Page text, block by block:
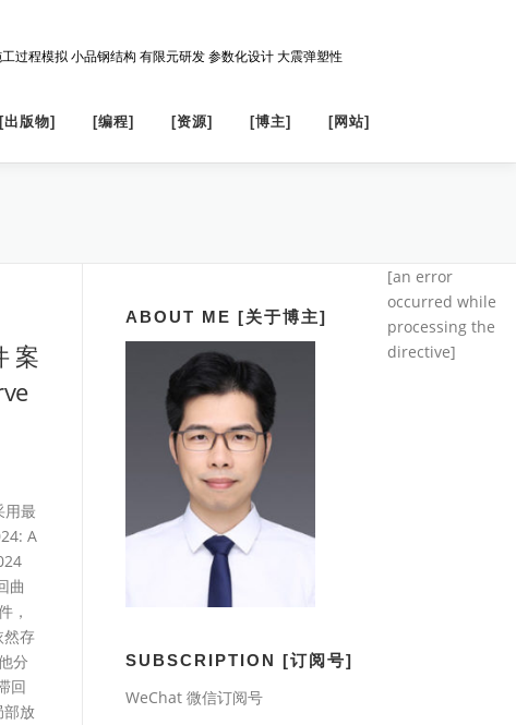
过程模拟 小品钢结构 有限元研发 参数化设计 大震弹塑性
[出版物] [编程] [资源] [博主] [网站]
案
用最
A
曲
，
然存
分
回
部放
ABOUT ME [关于博主]
SUBSCRIPTION [订阅号]
WeChat 微信订阅号
[an error
occurred while
processing the
directive]